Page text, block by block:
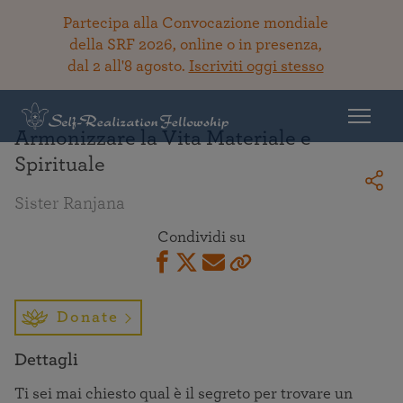
Partecipa alla Convocazione mondiale
della SRF 2026, online o in presenza,
dal 2 all'8 agosto. Iscriviti oggi stesso
Armonizzare la Vita Materiale e
Spirituale
Sister Ranjana
Condividi su
Donate
Dettagli
Ti sei mai chiesto qual è il segreto per trovare un